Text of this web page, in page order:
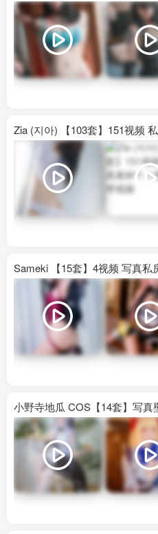
Sameki 【15套】4视频 写真私
小野寺地瓜 COS【14套】写